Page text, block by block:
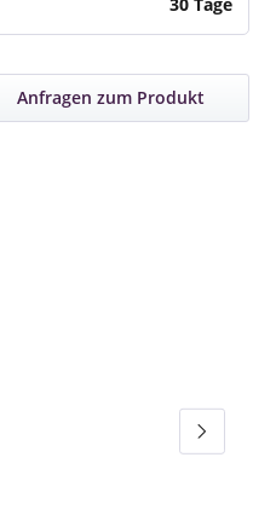
30 Tage
Anfragen zum Produkt